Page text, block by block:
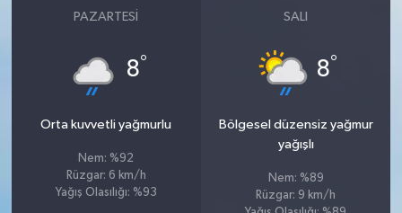
PAZARTESI
8°
Orta kuvvetli yağmurlu
Nem: %92
Rüzgar: 6 km/h
Yağış Olasılığı: %93
SALI
8°
Bölgesel düzensiz yağmur
yağışlı
Nem: %89
Rüzgar: 9 km/h